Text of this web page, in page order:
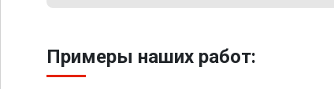
Примеры наших работ: